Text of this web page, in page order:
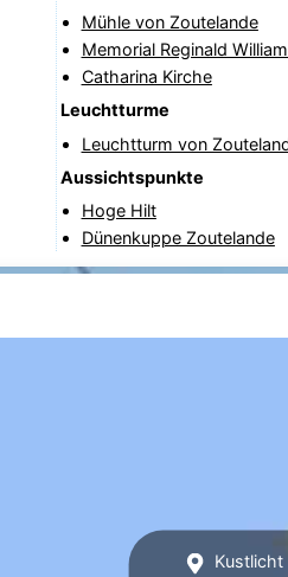
Mühle von Zoutelande
Memorial Reginald
Catharina Kirche
Leuchtturme
Leuchtturm von
Aussichtspunkte
Hoge Hilt
Dünenkuppe Zoutelande
Kustlicht